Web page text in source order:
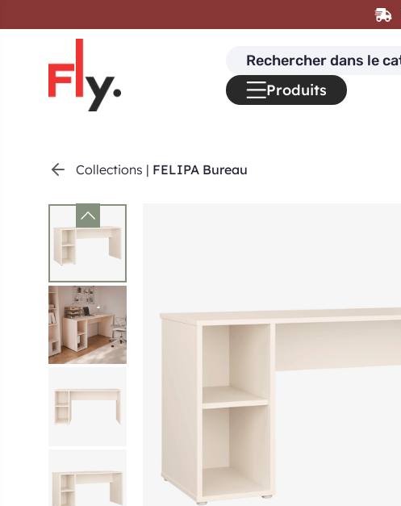
Collections | FELIPA Bureau
Search
for:
Produits